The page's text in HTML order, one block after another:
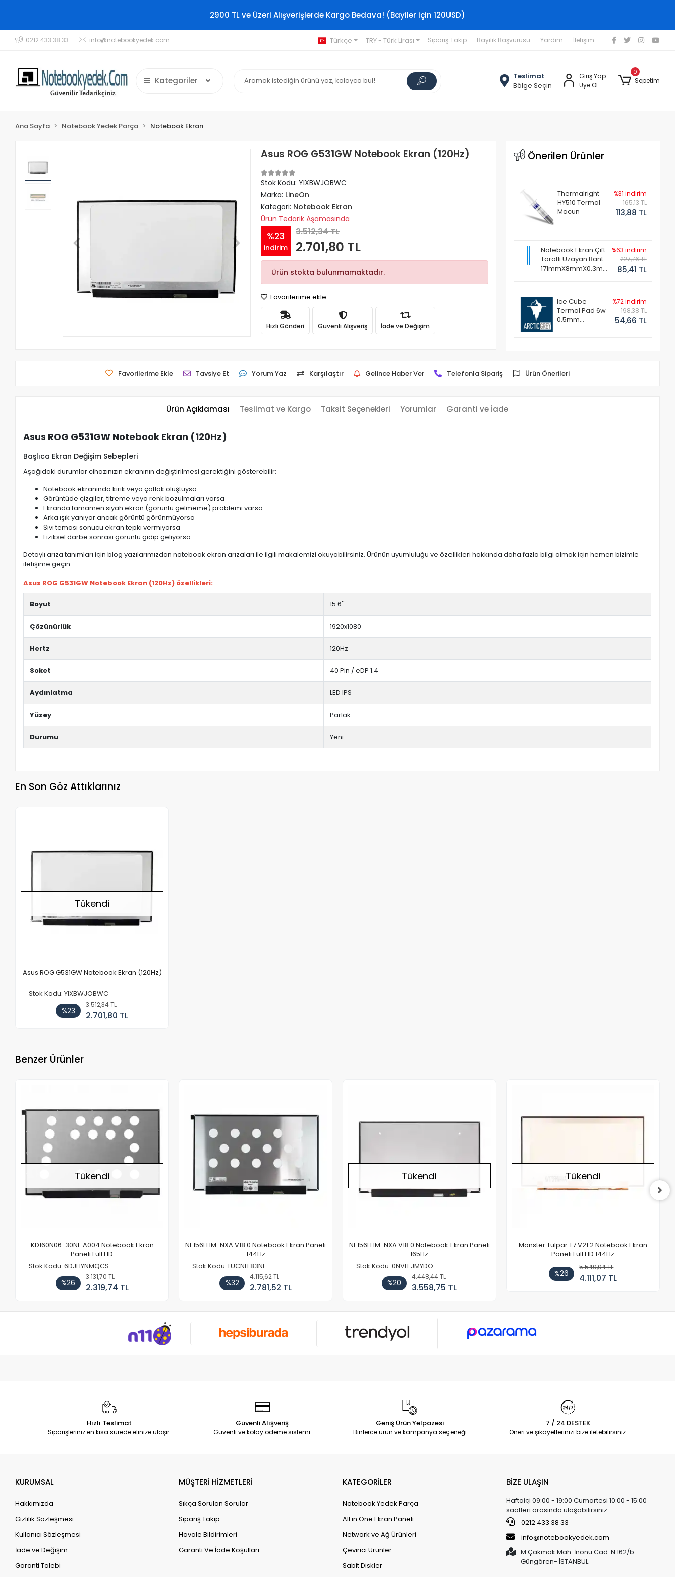
2900 TL ve Üzeri Alışverişlerde Kargo Bedava! (Bayiler için 120USD)
0212 433 38 33 info@notebookyedek.com Türkçe TRY - Türk Lirası Sipariş Takip Bayilik Başvurusu Yardım İletişim
Kategoriler
Teslimat
Bölge Seçin
Giriş Yap
Üye Ol
0
Sepetim
Ana Sayfa Notebook Yedek Parça Notebook Ekran
Asus ROG G531GW Notebook Ekran (120Hz)
Stok Kodu: YIXBWJOBWC
Marka: LineOn
Kategori: Notebook Ekran
Ürün Tedarik Aşamasında
%23
indirim
3.512,34 TL
2.701,80 TL
Ürün stokta bulunmamaktadır.
Favorilerime ekle
Hızlı Gönderi Güvenli Alışveriş İade ve Değişim
Önerilen Ürünler
Thermalright
HY510 Termal
Macun
%31 indirim
165,13 TL
113,88 TL
Notebook Ekran Çift
Taraflı Uzayan Bant
171mmX8mmX0.3mm
%63 indirim
227,76 TL
85,41 TL
Ice Cube
Termal Pad 6w
0.5mm
%72 indirim
198,38 TL
54,66 TL
Favorilerime Ekle Tavsiye Et Yorum Yaz Karşılaştır Gelince Haber Ver Telefonla Sipariş Ürün Önerileri
Ürün Açıklaması Teslimat ve Kargo Taksit Seçenekleri Yorumlar Garanti ve İade
Asus ROG G531GW Notebook Ekran (120Hz)
Başlıca Ekran Değişim Sebepleri
Aşağıdaki durumlar cihazınızın ekranının değiştirilmesi gerektiğini gösterebilir:
Notebook ekranında kırık veya çatlak oluştuysa
Görüntüde çizgiler, titreme veya renk bozulmaları varsa
Ekranda tamamen siyah ekran (görüntü gelmeme) problemi varsa
Arka ışık yanıyor ancak görüntü görünmüyorsa
Sıvı teması sonucu ekran tepki vermiyorsa
Fiziksel darbe sonrası görüntü gidip geliyorsa
Detaylı arıza tanımları için blog yazılarımızdan notebook ekran arızaları ile ilgili makalemizi okuyabilirsiniz. Ürünün uyumluluğu ve özellikleri hakkında daha fazla bilgi almak için hemen bizimle
iletişime geçin.
Asus ROG G531GW Notebook Ekran (120Hz) özellikleri:
Boyut 15.6''
Çözünürlük 1920x1080
Hertz 120Hz
Soket 40 Pin / eDP 1.4
Aydınlatma LED IPS
Yüzey Parlak
Durumu Yeni
En Son Göz Attıklarınız
Tükendi
Asus ROG G531GW Notebook Ekran (120Hz)
Stok Kodu: YIXBWJOBWC
%23
3.512,34 TL
2.701,80 TL
Benzer Ürünler
Tükendi
KD160N06-30NI-A004 Notebook Ekran
Paneli Full HD
Stok Kodu: 6DJHYNMQCS
%26
3.131,70 TL
2.319,74 TL
NE156FHM-NXA V18.0 Notebook Ekran Paneli
144Hz
Stok Kodu: LUCNLF83NF
%32
4.115,62 TL
2.781,52 TL
Tükendi
NE156FHM-NXA V18.0 Notebook Ekran Paneli
165Hz
Stok Kodu: 0NVLEJMYDO
%20
4.448,44 TL
3.558,75 TL
Tükendi
Monster Tulpar T7 V21.2 Notebook Ekran
Paneli Full HD 144Hz
%26
5.549,94 TL
4.111,07 TL
Hızlı Teslimat
Siparişleriniz en kısa sürede elinize ulaşır.
Güvenli Alışveriş
Güvenli ve kolay ödeme sistemi
Geniş Ürün Yelpazesi
Binlerce ürün ve kampanya seçeneği
7 / 24 DESTEK
Öneri ve şikayetlerinizi bize iletebilirsiniz.
KURUMSAL
Hakkımızda
Gizlilik Sözleşmesi
Kullanıcı Sözleşmesi
İade ve Değişim
Garanti Talebi
MÜŞTERİ HİZMETLERİ
Sıkça Sorulan Sorular
Sipariş Takip
Havale Bildirimleri
Garanti Ve İade Koşulları
KATEGORİLER
Notebook Yedek Parça
All in One Ekran Paneli
Network ve Ağ Ürünleri
Çevirici Ürünler
Sabit Diskler
BİZE ULAŞIN
Haftaiçi 09:00 - 19:00 Cumartesi 10:00 - 15:00
saatleri arasında ulaşabilirsiniz.
0212 433 38 33
info@notebookyedek.com
M.Çakmak Mah. İnönü Cad. N.162/b
Güngören- İSTANBUL